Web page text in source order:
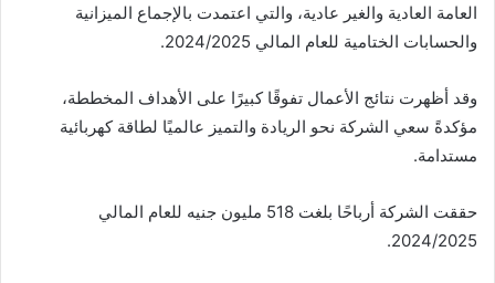
العامة العادية والغير عادية، والتي اعتمدت بالإجماع الميزانية
والحسابات الختامية للعام المالي 2024/2025.
وقد أظهرت نتائج الأعمال تفوقًا كبيرًا على الأهداف المخططة،
مؤكدةً سعي الشركة نحو الريادة والتميز عالميًا لطاقة كهربائية
مستدامة.
​حققت الشركة أرباحًا بلغت 518 مليون جنيه للعام المالي
2024/2025.